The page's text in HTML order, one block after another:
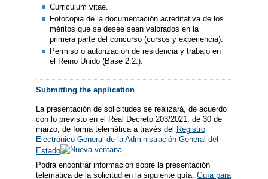
Curriculum vitae.
Fotocopia de la documentación acreditativa de los
méritos que se desee sean valorados en la
primera parte del concurso (cursos y experiencia).
Permiso o autorización de residencia y trabajo en
el Reino Unido (Base 2.2.).
Submitting the application
La presentación de solicitudes se realizará, de acuerdo
con lo previsto en el Real Decreto 203/2021, de 30 de
marzo, de forma telemática a través del Registro
Electrónico General de la Administración General del
Estado
Podrá encontrar información sobre la presentación
telemática de la solicitud en la siguiente guía: Guía para